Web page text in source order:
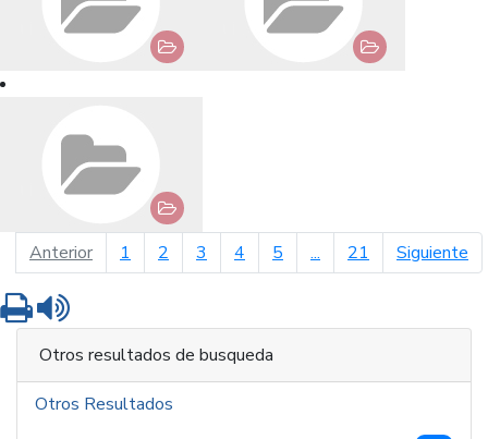
Anteriorpágina anterior
1 2 3 4 5 ... 21 Siguiente
Imprimir
Otros resultados de busqueda
Otros Resultados